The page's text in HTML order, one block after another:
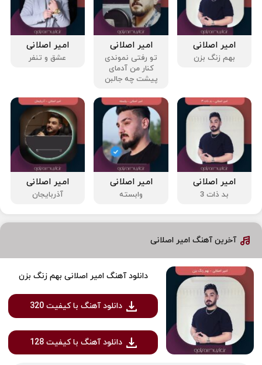
امیر اصلانی
بهم زنگ‌ بزن
امیر اصلانی
تو رفتی نموندی
کنار من آدمای
پیشت چه جالبن
امیر اصلانی
عشق و تنفر
امیر اصلانی
بد ذات 3
امیر اصلانی
وابسته
امیر اصلانی
آذربایجان
آخرین آهنگ امیر اصلانی
دانلود آهنگ امیر اصلانی بهم زنگ‌ بزن
دانلود آهنگ با کیفیت 320
دانلود آهنگ با کیفیت 128